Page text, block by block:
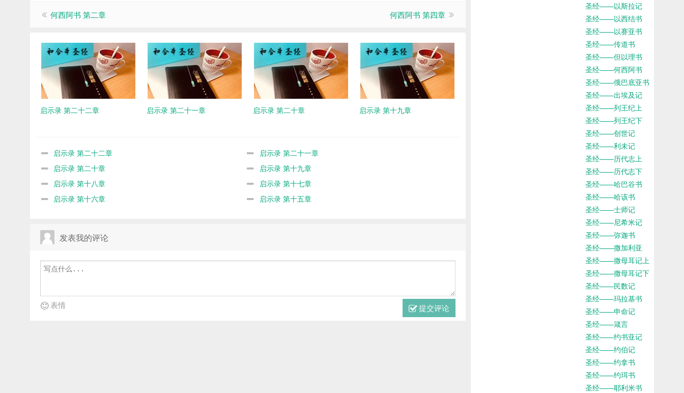
何西阿书 第二章 何西阿书 第四章
启示录 第二十二章 启示录 第二十一章 启示录 第二十章 启示录 第十九章
启示录 第二十二章
启示录 第二十一章
启示录 第二十章
启示录 第十九章
启示录 第十八章
启示录 第十七章
启示录 第十六章
启示录 第十五章
发表我的评论
提交评论
表情
圣经——以斯拉记
圣经——以西结书
圣经——以赛亚书
圣经——传道书
圣经——但以理书
圣经——何西阿书
圣经——俄巴底亚书
圣经——出埃及记
圣经——列王纪上
圣经——列王纪下
圣经——创世记
圣经——利未记
圣经——历代志上
圣经——历代志下
圣经——哈巴谷书
圣经——哈该书
圣经——士师记
圣经——尼希米记
圣经——弥迦书
圣经——撒加利亚
圣经——撒母耳记上
圣经——撒母耳记下
圣经——民数记
圣经——玛拉基书
圣经——申命记
圣经——箴言
圣经——约书亚记
圣经——约伯记
圣经——约拿书
圣经——约珥书
圣经——耶利米书